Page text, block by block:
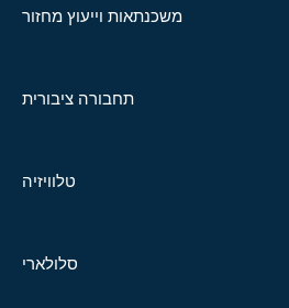
משכנתאות וייעוץ מחזור
תחבורה ציבורית
טלוויזיה
סלולארי